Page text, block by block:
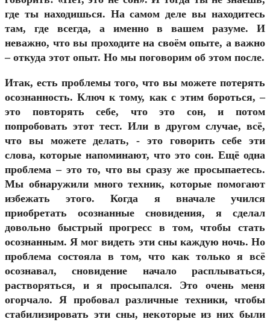
где ты находишься. На самом деле вы находитесь
там, где всегда, а именно в вашем разуме. И
неважно, что вы проходите на своём опыте, а важно
– откуда этот опыт. Но мы поговорим об этом после.
Итак, есть проблемы того, что вы можете потерять
осознанность. Ключ к тому, как с этим бороться, –
это повторять себе, что это сон, и потом
попробовать этот тест. Или в другом случае, всё,
что вы можете делать, - это говорить себе эти
слова, которые напоминают, что это сон. Ещё одна
проблема – это то, что вы сразу же просыпаетесь.
Мы обнаружили много техник, которые помогают
избежать этого. Когда я вначале учился
приобретать осознанные сновидения, я сделал
довольно быстрый прогресс в том, чтобы стать
осознанным. Я мог видеть эти сны каждую ночь. Но
проблема состояла в том, что как только я всё
осознавал, сновидение начало расплываться,
растворяться, и я просыпался. Это очень меня
огорчало. Я пробовал различные техники, чтобы
стабилизировать эти сны, некоторые из них были